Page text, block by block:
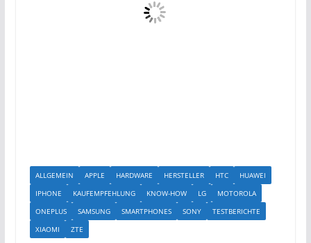
ALLGEMEIN APPLE HARDWARE HERSTELLER HTC
HUAWEI
IPHONE
KAUFEMPFEHLUNG KNOW-HOW LG
MOTOROLA
ONEPLUS
SAMSUNG SMARTPHONES SONY
TESTBERICHTE
XIAOMI
ZTE